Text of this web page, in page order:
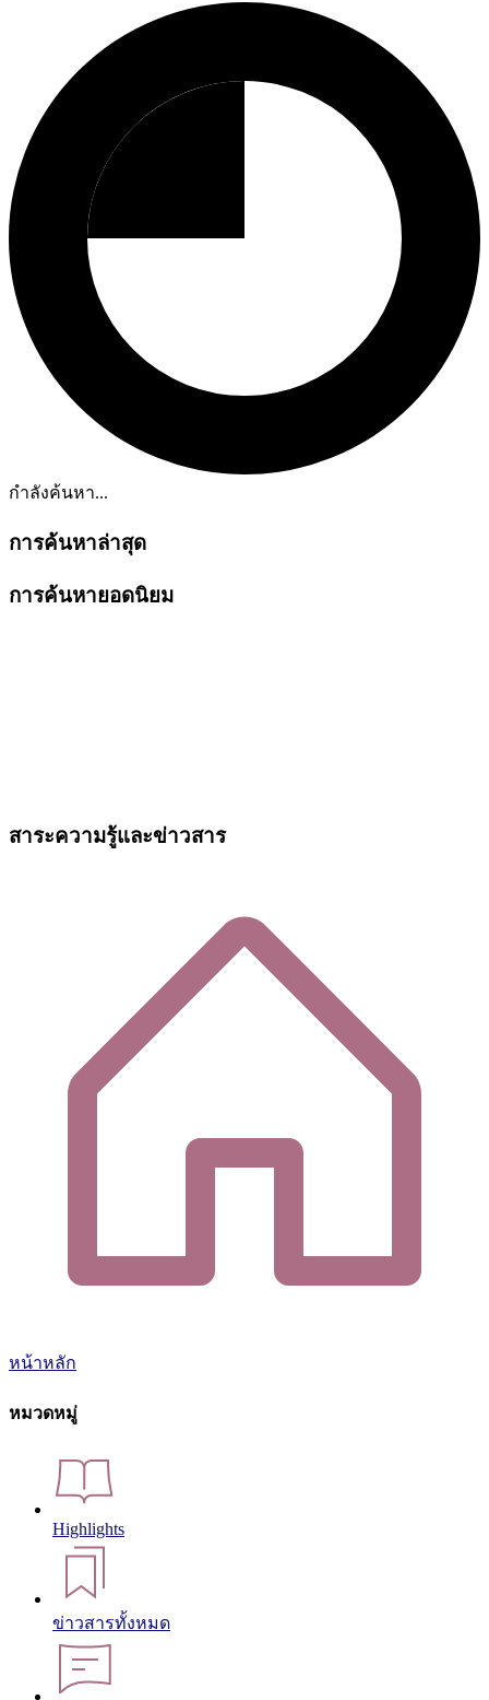
กำลังค้นหา...
การค้นหาล่าสุด
การค้นหายอดนิยม
สาระความรู้และข่าวสาร
หน้าหลัก
หมวดหมู่
Highlights
ข่าวสารทั้งหมด